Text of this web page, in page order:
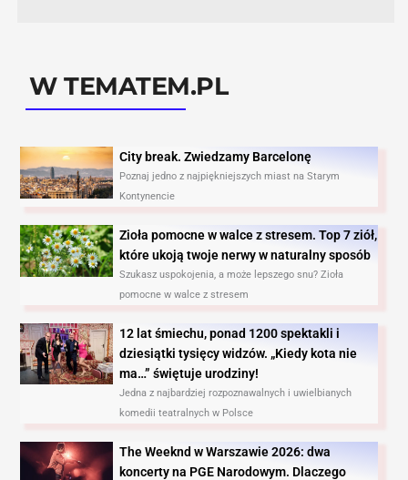
W TEMATEM.PL
City break. Zwiedzamy Barcelonę​
Poznaj jedno z najpiękniejszych miast na Starym
Kontynencie
Zioła pomocne w walce z stresem. Top 7 ziół,
które ukoją twoje nerwy w naturalny sposób
Szukasz uspokojenia, a może lepszego snu? Zioła
pomocne w walce z stresem
12 lat śmiechu, ponad 1200 spektakli i
dziesiątki tysięcy widzów. „Kiedy kota nie
ma…” świętuje urodziny!
Jedna z najbardziej rozpoznawalnych i uwielbianych
komedii teatralnych w Polsce
The Weeknd w Warszawie 2026: dwa
koncerty na PGE Narodowym. Dlaczego